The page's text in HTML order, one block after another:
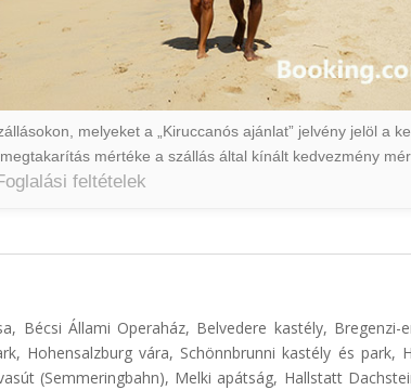
melyeket a „Kiruccanós ajánlat” jelvény jelöl a
mértéke a szállás által kínált kedvezmény
feltételek
Bécsi Állami Operaház, Belvedere kastély, Bregenzi-
Hohensalzburg vára, Schönnbrunni kastély és park,
(Semmeringbahn), Melki apátság, Hallstatt